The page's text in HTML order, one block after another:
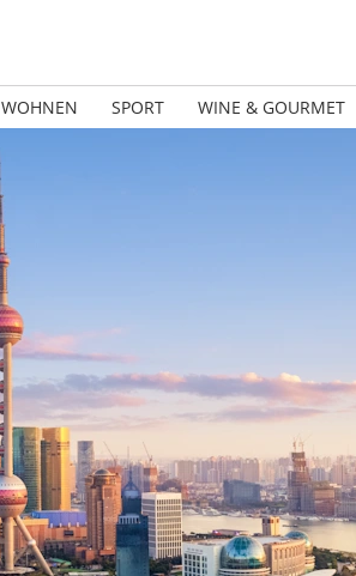
WOHNEN SPORT WINE & GOURMET